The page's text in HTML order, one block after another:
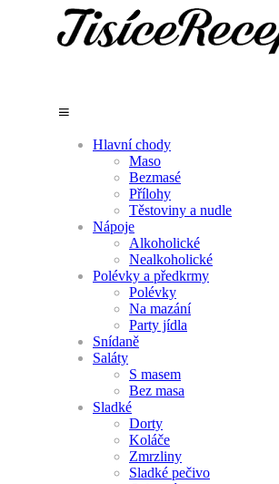
Hlavní chody
Maso
Bezmasé
Přílohy
Těstoviny a nudle
Nápoje
Alkoholické
Nealkoholické
Polévky a předkrmy
Polévky
Na mazání
Party jídla
Snídaně
Saláty
S masem
Bez masa
Sladké
Dorty
Koláče
Zmrzliny
Sladké pečivo